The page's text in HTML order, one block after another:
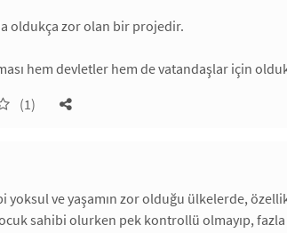
oldukça zor olan bir projedir.
hem devletler hem de vatandaşlar için
(1)
yoksul ve yaşamın zor olduğu ülkelerde,
sahibi olurken pek kontrollü olmayıp,